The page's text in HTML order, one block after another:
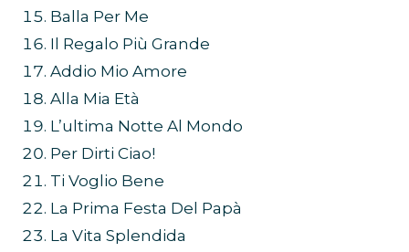
Balla Per Me
Il Regalo Più Grande
Addio Mio Amore
Alla Mia Età
L’ultima Notte Al Mondo
Per Dirti Ciao!
Ti Voglio Bene
La Prima Festa Del Papà
La Vita Splendida